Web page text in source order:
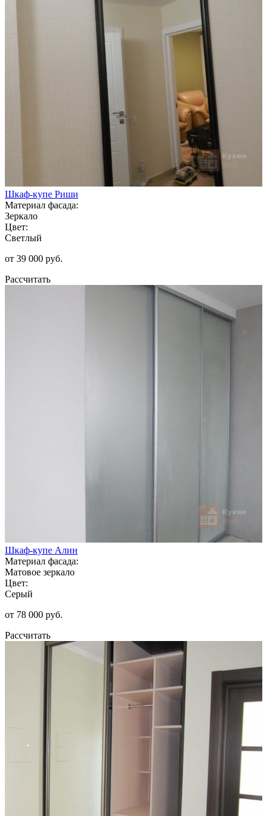
Шкаф-купе Риши
Материал фасада:
Зеркало
Цвет:
Светлый
от 39 000 руб.
Рассчитать
Шкаф-купе Алин
Материал фасада:
Матовое зеркало
Цвет:
Серый
от 78 000 руб.
Рассчитать